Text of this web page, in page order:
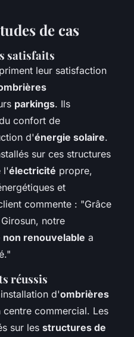
de cas
satisfaits
leur satisfaction
parkings. Ils
confort de
d'énergie solaire.
sur ces structures
l'électricité propre,
et
commente : "Grâce
notre
non renouvelable a
réussis
d'ombrières
centre commercial. Les
sur les structures de